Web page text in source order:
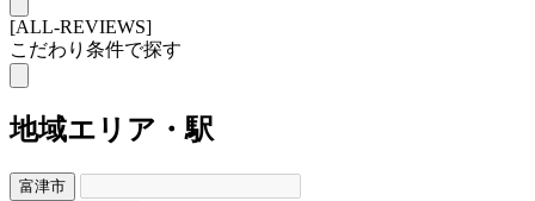
[ALL-REVIEWS]
こだわり条件で探す
地域エリア・駅
富津市